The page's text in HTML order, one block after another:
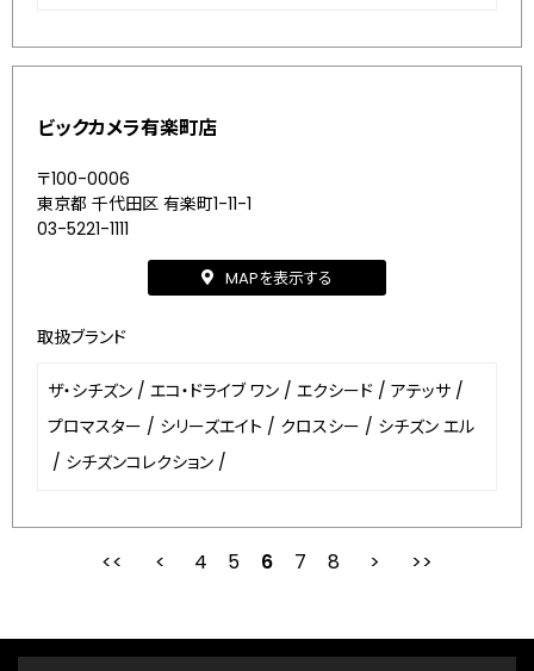
ビックカメラ有楽町店
〒100-0006
東京都 千代田区 有楽町1-11-1
03-5221-1111
MAPを表示する
取扱ブランド
ザ・シチズン / エコ・ドライブ ワン / エクシード / アテッサ /
プロマスター / シリーズエイト / クロスシー / シチズン エル
/ シチズンコレクション /
最初 前
4 5 6 7 8